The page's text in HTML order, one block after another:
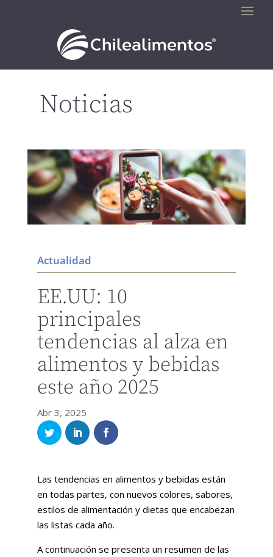
Noticias
Actualidad
EE.UU: 10
principales
tendencias al alza en
alimentos y bebidas
este año 2025
Abr 3, 2025
Las tendencias en alimentos y bebidas están
en todas partes, con nuevos colores, sabores,
estilos de alimentación y dietas que encabezan
las listas cada año.
A continuación se presenta un resumen de las